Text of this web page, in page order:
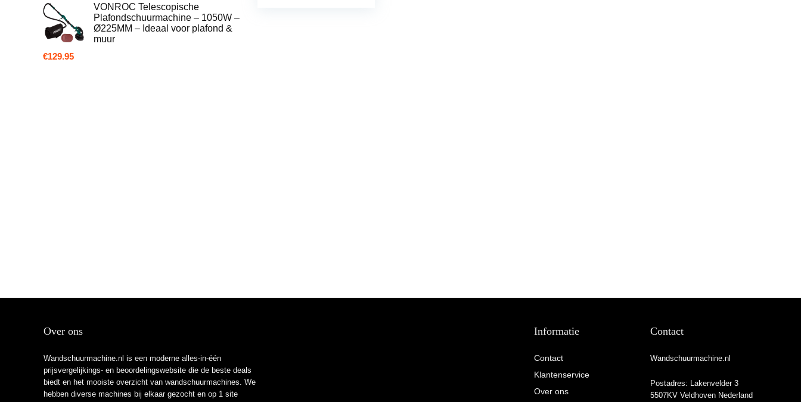
VONROC Telescopische
Plafondschuurmachine – 1050W –
Ø225MM – Ideaal voor plafond &
muur
€129.95
Over ons
Wandschuurmachine.nl is een moderne alles-in-één
prijsvergelijkings- en beoordelingswebsite die de beste deals
biedt en het mooiste overzicht van wandschuurmachines. We
hebben diverse machines bij elkaar gezocht en op 1 site
Informatie
Contact
Klantenservice
Over ons
Contact
Wandschuurmachine.nl
Postadres: Lakenvelder 3
5507KV Veldhoven Nederland